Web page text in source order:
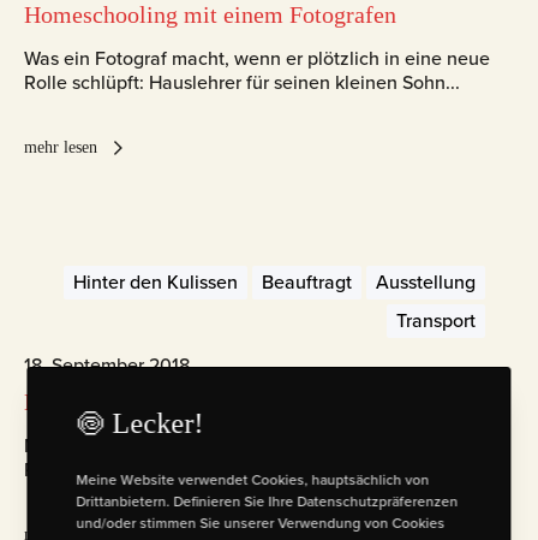
Homeschooling mit einem Fotografen
Was ein Fotograf macht, wenn er plötzlich in eine neue
Rolle schlüpft: Hauslehrer für seinen kleinen Sohn...
mehr lesen
Hinter den Kulissen Beauftragt
Ausstellung
Transport
18. September 2018
Multivision Porsche Shanghai
Meine Arbeit für den 75. Geburtstag von Porsche auf der
Photofairs Shanghai!
mehr lesen
🍥 Lecker!
Meine Website verwendet Cookies, hauptsächlich von
Drittanbietern. Definieren Sie Ihre Datenschutzpräferenzen
und/oder stimmen Sie unserer Verwendung von Cookies